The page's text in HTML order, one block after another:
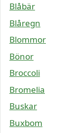
Blåbär
Blåregn
Blommor
Bönor
Broccoli
Bromelia
Buskar
Buxbom